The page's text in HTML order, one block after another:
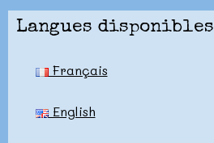
Langues disponibles
Français
English